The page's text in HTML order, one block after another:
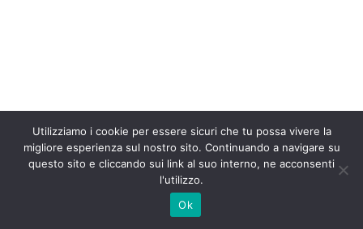
Utilizziamo i cookie per essere sicuri che tu possa vivere la
migliore esperienza sul nostro sito. Continuando a navigare su
questo sito e cliccando sui link al suo interno, ne acconsenti
l'utilizzo.
Ok